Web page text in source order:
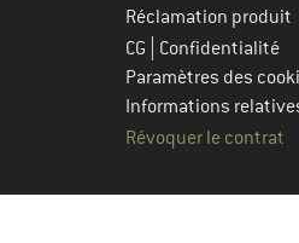
Réclamation produit
CG
Confidentialité
Paramètres des
Informations
Révoquer le contrat